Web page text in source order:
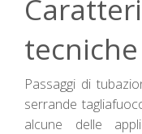
tecniche
Passaggi di
serrande
alcune delle